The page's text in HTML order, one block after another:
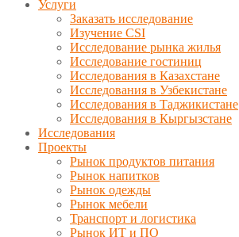
Услуги
Заказать исследование
Изучение CSI
Исследование рынка жилья
Исследование гостиниц
Исследования в Казахстане
Исследования в Узбекистане
Исследования в Таджикистане
Исследования в Кыргызстане
Исследования
Проекты
Рынок продуктов питания
Рынок напитков
Рынок одежды
Рынок мебели
Транспорт и логистика
Рынок ИТ и ПО